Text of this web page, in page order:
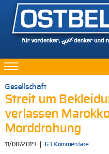
Gesellschaft
Streit um
verlassen
Morddrohung
11/08/2019 63 Kommentare